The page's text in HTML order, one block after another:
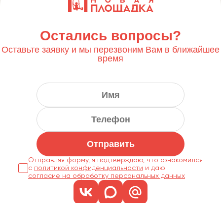
Остались вопросы?
Оставьте заявку и мы перезвоним Вам в ближайшее
время
Отправить
Отправляя форму, я подтверждаю, что ознакомился
с политикой конфиденциальности
согласие на обработку персональных данных